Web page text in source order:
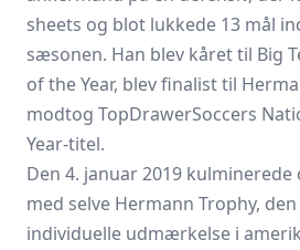
sheets og blot lukkede 13 mål
sæsonen. Han blev kåret til Big
of the Year, blev finalist til
modtog TopDrawerSoccers
Year-titel.
Den 4. januar 2019
med selve Hermann Trophy,
individuelle udmærkelse i